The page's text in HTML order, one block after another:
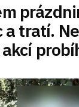
a tratí.